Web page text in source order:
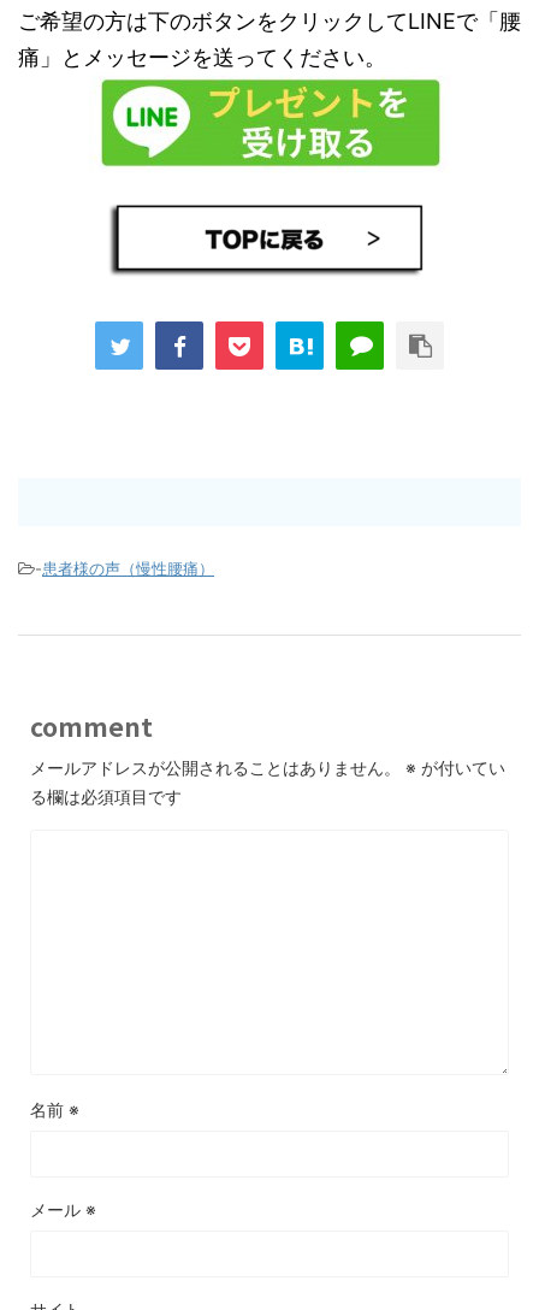
ご希望の方は下のボタンをクリックしてLINEで「腰
痛」とメッセージを送ってください。
-患者様の声（慢性腰痛）
comment
メールアドレスが公開されることはありません。 ※ が付いてい
る欄は必須項目です
名前 ※
メール ※